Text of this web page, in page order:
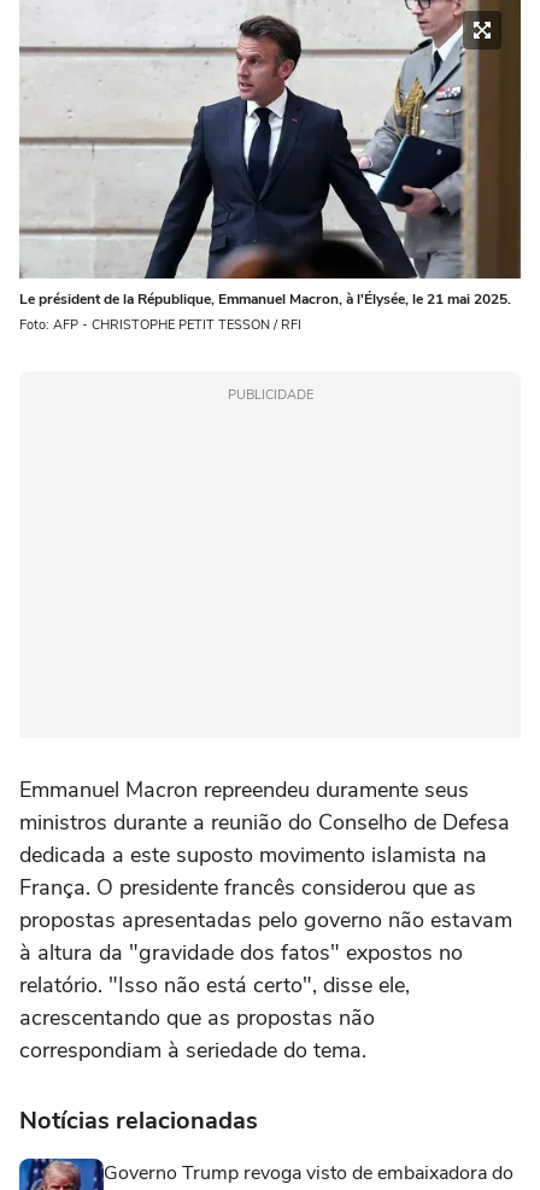
Le président de la République, Emmanuel Macron, à l'Élysée, le 21 mai 2025.
Foto: AFP - CHRISTOPHE PETIT TESSON / RFI
PUBLICIDADE
Emmanuel Macron repreendeu duramente seus
ministros durante a reunião do Conselho de Defesa
dedicada a este suposto movimento islamista na
França. O presidente francês considerou que as
propostas apresentadas pelo governo não estavam
à altura da "gravidade dos fatos" expostos no
relatório. "Isso não está certo", disse ele,
acrescentando que as propostas não
correspondiam à seriedade do tema.
Notícias relacionadas
Governo Trump revoga visto de embaixadora do